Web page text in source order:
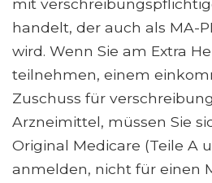
mit
handelt, der auch als MA-
wird. Wenn Sie am Extra
teilnehmen, einem
Zuschuss für
Arzneimittel, müssen Sie
Original Medicare (Teile A
anmelden, nicht für einen